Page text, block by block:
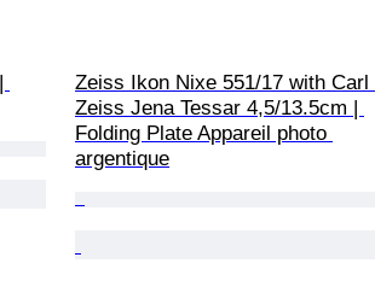
Zeiss Ikon Nixe 551/17 with Carl
Zeiss Jena Tessar 4,5/13.5cm |
Folding Plate Appareil photo
argentique